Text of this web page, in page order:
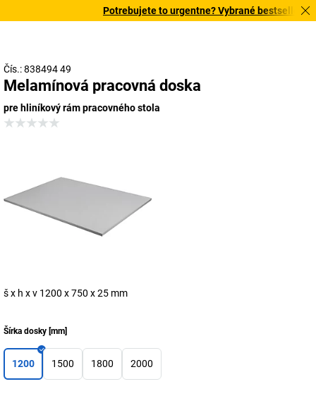
Potrebujete to urgentne? Vybrané bestsellery
Čís.: 838494 49
Melamínová pracovná doska
pre hliníkový rám pracovného stola
š x h x v 1200 x 750 x 25 mm
Šírka dosky [mm]
1200 1500 1800 2000